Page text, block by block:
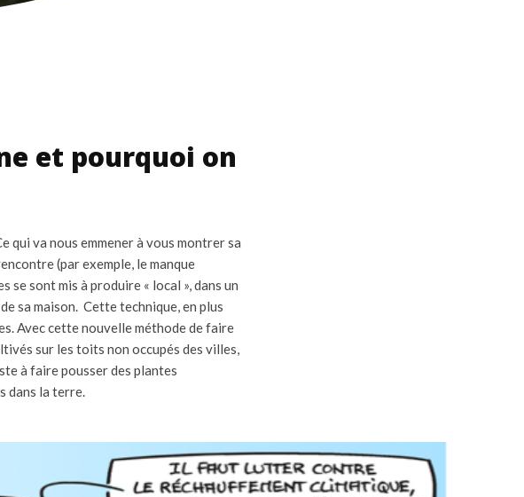
et pourquoi on
qui va nous emmener à vous montrer sa
(par exemple, le manque
sont mis à produire « local », dans un
sa maison. Cette technique, en plus
Avec cette nouvelle méthode de faire
sur les toits non occupés des villes,
à faire pousser des plantes
dans la terre.